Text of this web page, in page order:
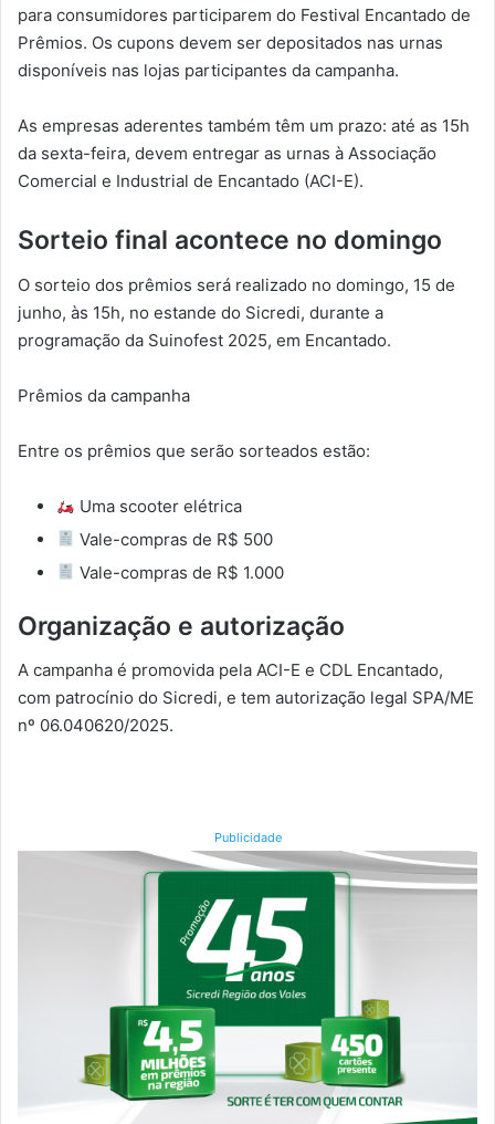
para consumidores participarem do Festival Encantado de
Prêmios. Os cupons devem ser depositados nas urnas
disponíveis nas lojas participantes da campanha.
As empresas aderentes também têm um prazo: até as 15h
da sexta-feira, devem entregar as urnas à Associação
Comercial e Industrial de Encantado (ACI-E).
Sorteio final acontece no domingo
O sorteio dos prêmios será realizado no domingo, 15 de
junho, às 15h, no estande do Sicredi, durante a
programação da Suinofest 2025, em Encantado.
Prêmios da campanha
Entre os prêmios que serão sorteados estão:
Uma scooter elétrica
Vale-compras de R$ 500
Vale-compras de R$ 1.000
Organização e autorização
A campanha é promovida pela ACI-E e CDL Encantado,
com patrocínio do Sicredi, e tem autorização legal SPA/ME
nº 06.040620/2025.
Publicidade